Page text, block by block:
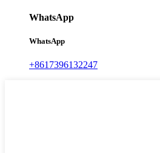
WhatsApp
WhatsApp
+8617396132247